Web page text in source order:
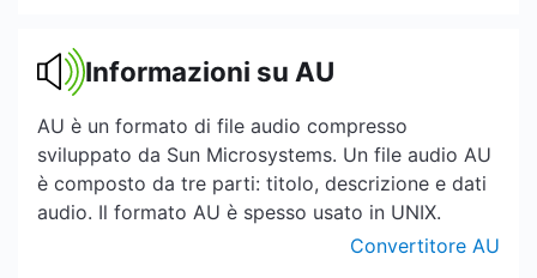
Informazioni su AU
AU è un formato di file audio compresso
sviluppato da Sun Microsystems. Un file audio AU
è composto da tre parti: titolo, descrizione e dati
audio. Il formato AU è spesso usato in UNIX.
Convertitore AU